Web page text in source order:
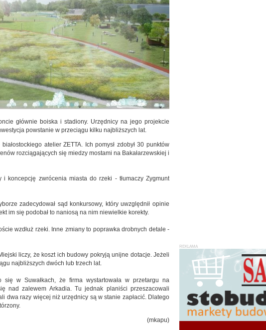
głównie boiska i stadiony. Urzędnicy na jego projekcie
powstanie w przeciągu kilku najbliższych lat.
atelier ZETTA. Ich pomysł zdobył 30 punktów
rozciągających się miedzy mostami na Bakałarzewskiej i
koncepcję zwrócenia miasta do rzeki - tłumaczy Zygmunt
zadecydował sąd konkursowy, który uwzględnił opinie
im się podobał to naniosą na nim niewielkie korekty.
wzdłuż rzeki. Inne zmiany to poprawka drobnych detale -
liczy, że koszt ich budowy pokryją unijne dotacje. Jeżeli
najbliższych dwóch lub trzech lat.
w Suwałkach, że firma wystartowała w przetargu na
nad zalewem Arkadia. Tu jednak planiści przeszacowali
dwa razy więcej niż urzędnicy są w stanie zapłacić. Dlatego
(mkapu)